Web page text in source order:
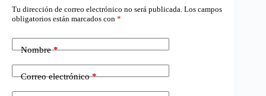
Tu dirección de correo electrónico no será publicada. Los campos
obligatorios están marcados con *
Nombre*
Correo electrónico*